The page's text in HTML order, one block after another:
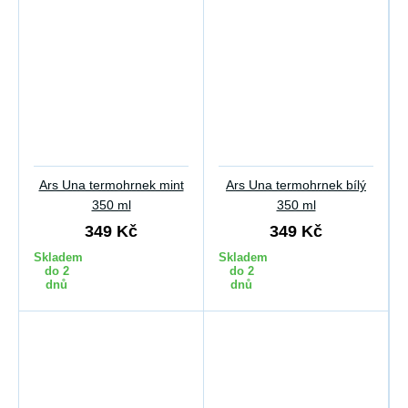
Ars Una termohrnek mint
350 ml
349 Kč
Skladem
do 2
dnů
Ars Una termohrnek bílý
350 ml
349 Kč
Skladem
do 2
dnů